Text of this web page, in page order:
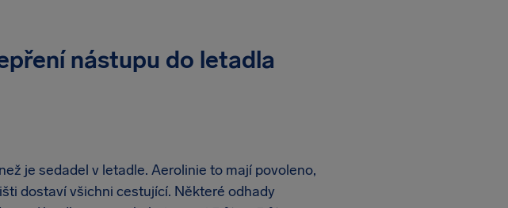
nástupu do letadla
je sedadel v letadle. Aerolinie to mají povoleno,
dostaví všichni cestující. Některé odhady